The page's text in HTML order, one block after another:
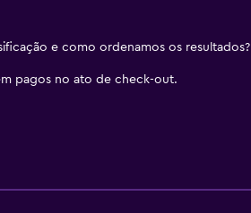
e como ordenamos os resultados?
pagos no ato de check-out.